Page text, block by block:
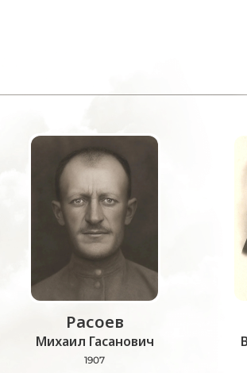
Расоев
Михаил Гасанович
1907